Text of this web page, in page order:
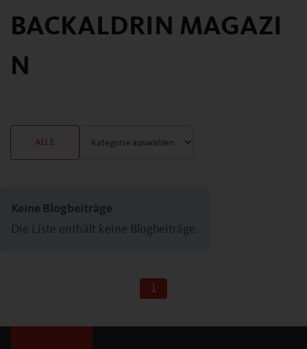
BACKALDRIN MAGAZI
N
ALLE
Keine Blogbeiträge
Die Liste enthält keine Blogbeiträge.
1